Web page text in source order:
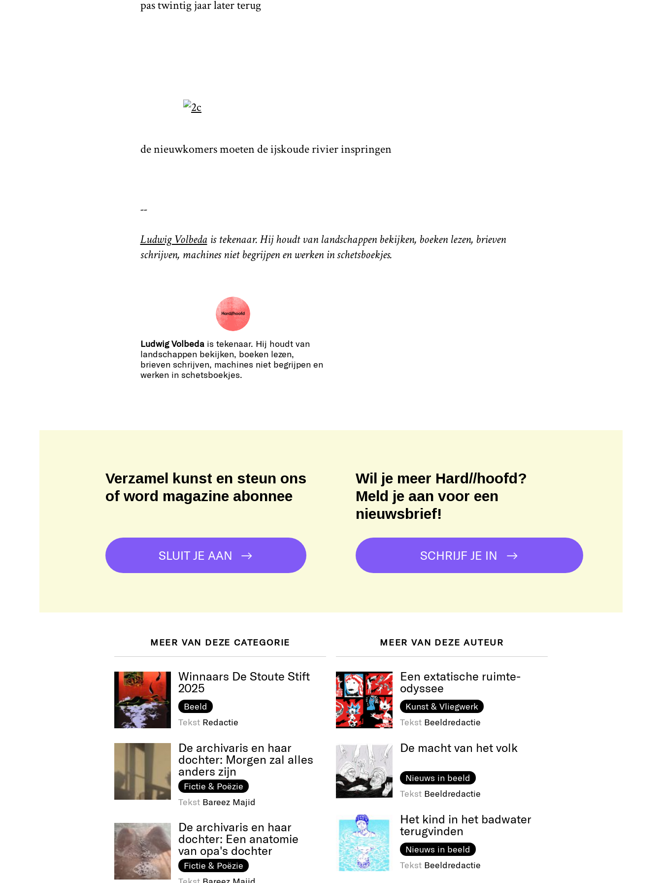
pas twintig jaar later terug
de nieuwkomers moeten de ijskoude rivier inspringen
--
Ludwig Volbedais tekenaar. Hij houdt van landschappen bekijken, boeken lezen, brieven
schrijven, machines niet begrijpen en werken in schetsboekjes.
Ludwig Volbedais tekenaar. Hij houdt van
landschappen bekijken, boeken lezen,
brieven schrijven, machines niet begrijpen en
werken in schetsboekjes.
Verzamel kunst en steun ons
of word magazine abonnee
SLUIT JE AAN
Wil je meer Hard//hoofd?
Meld je aan voor een
nieuwsbrief!
SCHRIJF JE IN
MEER VAN DEZE CATEGORIE
Winnaars De Stoute Stift
2025
Beeld
Tekst Redactie
De archivaris en haar
dochter: Morgen zal alles
anders zijn
Fictie & Poëzie
Tekst Bareez Majid
De archivaris en haar
dochter: Een anatomie
van opa's dochter
Fictie & Poëzie
MEER VAN DEZE AUTEUR
Een extatische ruimte-
odyssee
Kunst & Vliegwerk
Tekst Beeldredactie
De macht van het volk
Nieuws in beeld
Tekst Beeldredactie
Het kind in het badwater
terugvinden
Nieuws in beeld
Tekst Beeldredactie